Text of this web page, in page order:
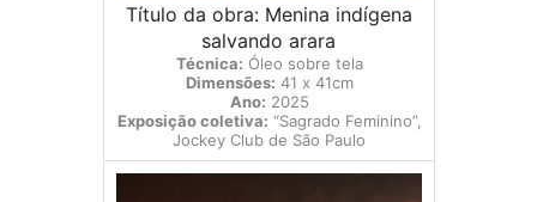
Título da obra: Menina indígena
salvando arara
Técnica: Óleo sobre tela
Dimensões: 41 x 41cm
Ano: 2025
Exposição coletiva: “Sagrado Feminino”,
Jockey Club de São Paulo